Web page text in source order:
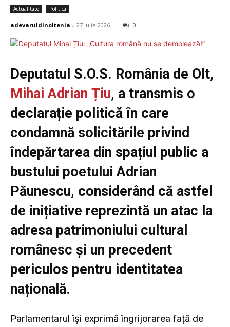
Actualitate Politica
adevaruldinoltenia - 27 iulie 2026 0
Deputatul S.O.S. România de Olt,
Mihai Adrian Țiu, a transmis o
declarație politică în care
condamnă solicitările privind
îndepărtarea din spațiul public a
bustului poetului Adrian
Păunescu, considerând că astfel
de inițiative reprezintă un atac la
adresa patrimoniului cultural
românesc și un precedent
periculos pentru identitatea
națională.
Parlamentarul își exprimă îngrijorarea față de